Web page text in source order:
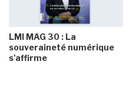
LMI MAG 30 : La
souveraineté numérique
s'affirme